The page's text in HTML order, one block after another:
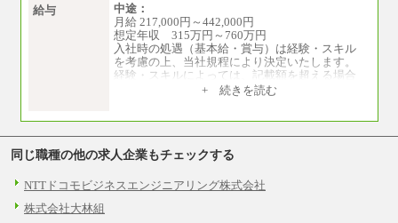
給与
中途：
月給 217,000円～442,000円
想定年収 315万円～760万円
入社時の処遇（基本給・賞与）は経験・スキル
を考慮の上、当社規程により決定いたします。
経験・スキルによっては、記載額を超える場合
+ 続きを読む
同じ職種の他の求人企業もチェックする
NTTドコモビジネスエンジニアリング株式会社
株式会社大林組